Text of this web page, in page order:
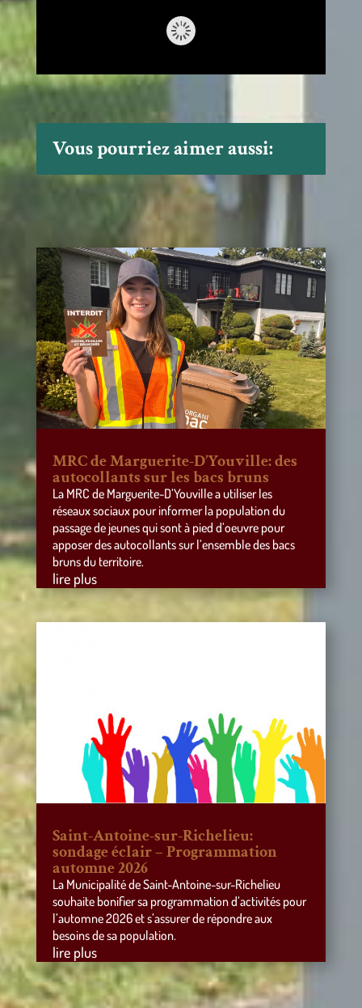
Vous pourriez aimer aussi:
MRC de Marguerite-D’Youville: des
autocollants sur les bacs bruns
La MRC de Marguerite-D’Youville a utiliser les
réseaux sociaux pour informer la population du
passage de jeunes qui sont à pied d’oeuvre pour
apposer des autocollants sur l’ensemble des bacs
bruns du territoire.
lire plus
Saint-Antoine-sur-Richelieu:
sondage éclair – Programmation
automne 2026
La Municipalité de Saint-Antoine-sur-Richelieu
souhaite bonifier sa programmation d’activités pour
l’automne 2026 et s’assurer de répondre aux
besoins de sa population.
lire plus